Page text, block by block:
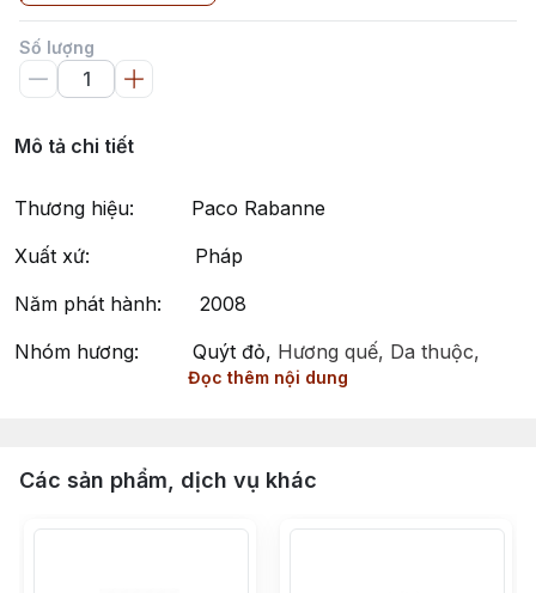
Số lượng
Mô tả chi tiết
Thương hiệu: Paco Rabanne
Xuất xứ: Pháp
Năm phát hành: 2008
Nhóm hương: Quýt đỏ, Hương quế, Da thuộc,
1 Million by Paco Rabanne – Hương Thơm Sang Trọng
Đọc thêm nội dung
Các sản phẩm, dịch vụ khác